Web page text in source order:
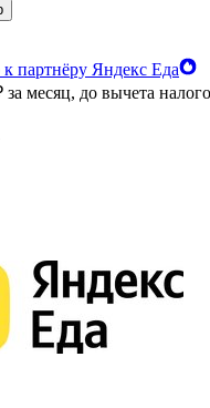
партнёру Яндекс Еда
за месяц, до вычета